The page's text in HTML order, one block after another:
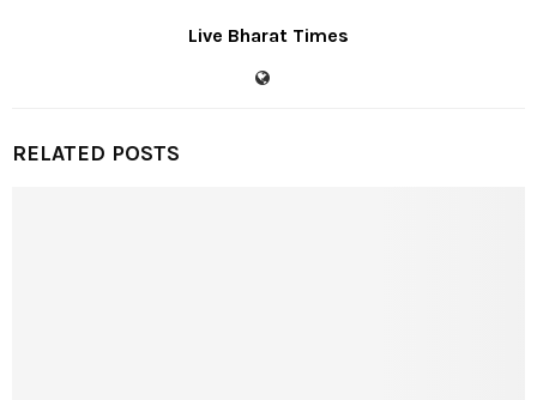
Live Bharat Times
RELATED POSTS